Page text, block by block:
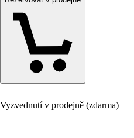
Vyzvednutí v prodejně (zdarma)